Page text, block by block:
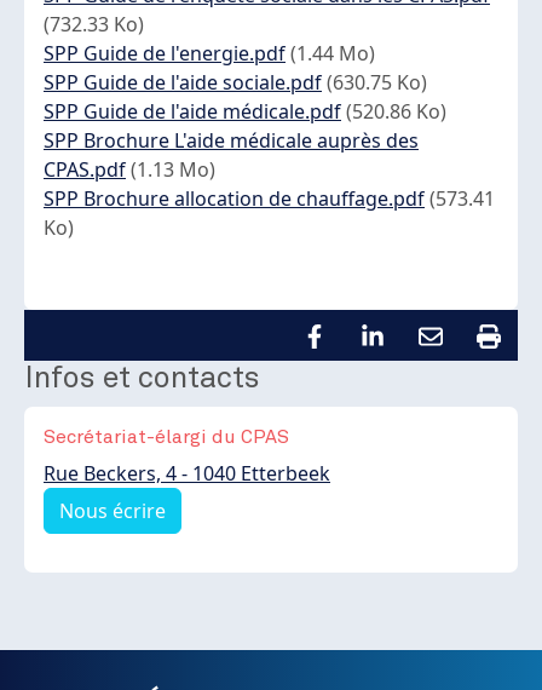
(732.33 Ko)
Document
SPP Guide de l'energie.pdf(1.44 Mo)
Document
SPP Guide de l'aide sociale.pdf(630.75 Ko)
Document
SPP Guide de l'aide médicale.pdf(520.86 Ko)
Document
SPP Brochure L'aide médicale auprès des
CPAS.pdf(1.13 Mo)
Document
SPP Brochure allocation de chauffage.pdf(573.41
Ko)
Infos et contacts
Secrétariat-élargi du CPAS
Rue Beckers, 4 - 1040 Etterbeek
Nous écrire